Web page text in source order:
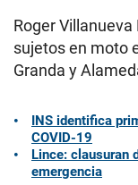
Roger
sujetos en moto
Granda y
INS identifica
COVID-19
Lince: clausuran
emergencia